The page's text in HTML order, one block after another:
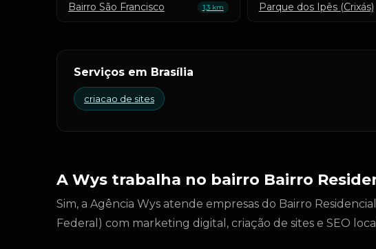
Bairro São Francisco 1,3 km Parque dos Ipês (Crixás)
Serviços em Brasília
criacao de sites
A Wys trabalha no bairro Bairro
Sim, a Agência Wys atende empresas do Bairro
Federal) com marketing digital, criação de sites e SEO